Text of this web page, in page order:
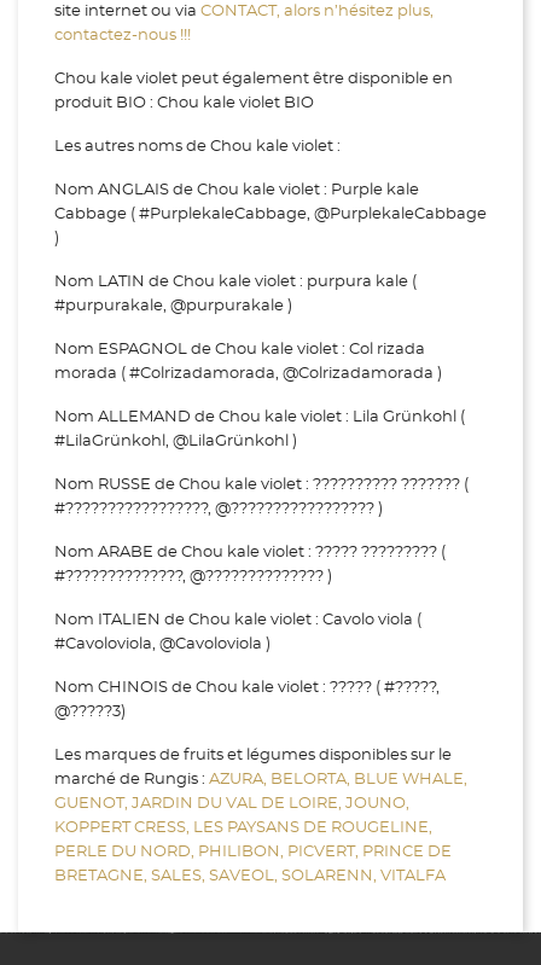
site internet ou via CONTACT, alors n’hésitez plus,
contactez-nous !!!
Chou kale violet peut également être disponible en
produit BIO : Chou kale violet BIO
Les autres noms de Chou kale violet :
Nom ANGLAIS de Chou kale violet : Purple kale
Cabbage ( #PurplekaleCabbage, @PurplekaleCabbage
)
Nom LATIN de Chou kale violet : purpura kale (
#purpurakale, @purpurakale )
Nom ESPAGNOL de Chou kale violet : Col rizada
morada ( #Colrizadamorada, @Colrizadamorada )
Nom ALLEMAND de Chou kale violet : Lila Grünkohl (
#LilaGrünkohl, @LilaGrünkohl )
Nom RUSSE de Chou kale violet : ?????????? ??????? (
#?????????????????, @????????????????? )
Nom ARABE de Chou kale violet : ????? ????????? (
#??????????????, @?????????????? )
Nom ITALIEN de Chou kale violet : Cavolo viola (
#Cavoloviola, @Cavoloviola )
Nom CHINOIS de Chou kale violet : ????? ( #?????,
@?????3)
Les marques de fruits et légumes disponibles sur le
marché de Rungis : AZURA, BELORTA, BLUE WHALE,
GUENOT, JARDIN DU VAL DE LOIRE, JOUNO,
KOPPERT CRESS, LES PAYSANS DE ROUGELINE,
PERLE DU NORD, PHILIBON, PICVERT, PRINCE DE
BRETAGNE, SALES, SAVEOL, SOLARENN, VITALFA